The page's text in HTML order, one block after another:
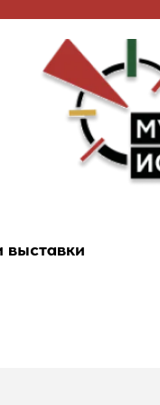
выставки